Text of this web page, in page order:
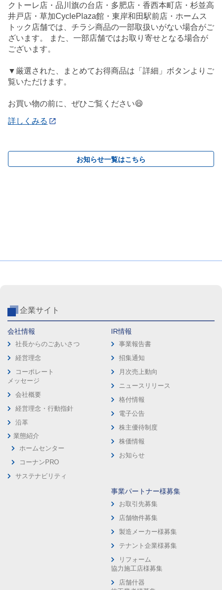
クトーレ店・品川旗の台店・多肥店・香西本町店・杉並高
井戸店・草加CyclePlaza館・東岸和田駅前店・ホームス
トック店舗では、チラシ商品の一部取扱いがない場合がご
ざいます。 また、一部店舗ではお取り寄せとなる場合が
ございます。
▼厳選された、まとめてお得商品は「詳細」ボタンよりご
覧いただけます。
お買い物の前に、ぜひご覧ください😄
詳しくみる
お知らせ一覧はこちら
企業サイト
会社情報
社長からのごあいさつ
経営理念
コーポレート
メッセージ
会社概要
経営理念・行動指針
沿革
業態紹介
ホームセンター
コーナンPRO
サステナビリティ
IR情報
事業報告書
招集通知
月次売上動向
ニュースリリース
格付情報
電子公告
株主優待制度
株価情報
お知らせ
事業パートナー様募集
お取引先募集
店舗物件募集
製造メーカー様募集
テナント企業様募集
リフォーム
協力施工店様募集
店舗什器